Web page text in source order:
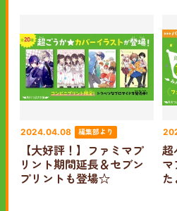
2024.04.08 編集部より
【大好評！】ファミマプ
リント期間延長＆セブン
プリントも登場☆
超
マ
た